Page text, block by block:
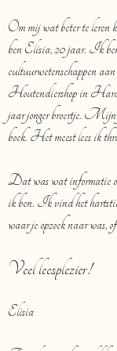
Om mij wat beter te leren
ben Elisia, 20 jaar. Ik
cultuurwetenschappen
Houtendiershop in
jaar jonger broertje. Mijn
boek. Het meest lees ik
Dat was wat informatie
ik ben. Ik vind het
waar je opzoek naar was,
Veel leesplezier!
Elisia